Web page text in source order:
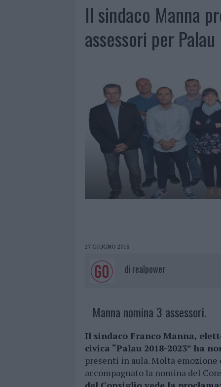
Il sindaco Manna
assessori per Palau
27 GIUGNO 2018
di realpower
Manna nomina 3 assessori.
Il sindaco Franco Manna,
civica “Palau 2018-2023” ha
presenti in aula. Molta emozione
accompagnato la nomina del